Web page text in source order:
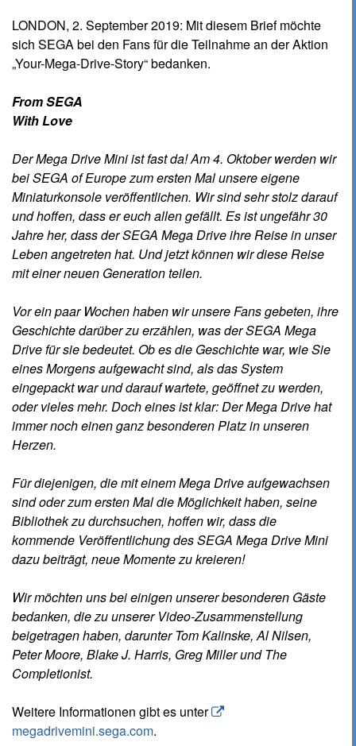
LONDON, 2. September 2019: Mit diesem Brief möchte
sich SEGA bei den Fans für die Teilnahme an der Aktion
„Your-Mega-Drive-Story“ bedanken.
From SEGA
With Love
Der Mega Drive Mini ist fast da! Am 4. Oktober werden wir
bei SEGA of Europe zum ersten Mal unsere eigene
Miniaturkonsole veröffentlichen. Wir sind sehr stolz darauf
und hoffen, dass er euch allen gefällt. Es ist ungefähr 30
Jahre her, dass der SEGA Mega Drive ihre Reise in unser
Leben angetreten hat. Und jetzt können wir diese Reise
mit einer neuen Generation teilen.
Vor ein paar Wochen haben wir unsere Fans gebeten, ihre
Geschichte darüber zu erzählen, was der SEGA Mega
Drive für sie bedeutet. Ob es die Geschichte war, wie Sie
eines Morgens aufgewacht sind, als das System
eingepackt war und darauf wartete, geöffnet zu werden,
oder vieles mehr. Doch eines ist klar: Der Mega Drive hat
immer noch einen ganz besonderen Platz in unseren
Herzen.
Für diejenigen, die mit einem Mega Drive aufgewachsen
sind oder zum ersten Mal die Möglichkeit haben, seine
Bibliothek zu durchsuchen, hoffen wir, dass die
kommende Veröffentlichung des SEGA Mega Drive Mini
dazu beiträgt, neue Momente zu kreieren!
Wir möchten uns bei einigen unserer besonderen Gäste
bedanken, die zu unserer Video-Zusammenstellung
beigetragen haben, darunter Tom Kalinske, Al Nilsen,
Peter Moore, Blake J. Harris, Greg Miller und The
Completionist.
Weitere Informationen gibt es unter
megadrivemini.sega.com.